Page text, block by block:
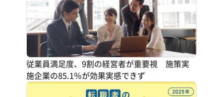
従業員満足度、9割の経営者が重要視 施策実
施企業の85.1％が効果実感できず